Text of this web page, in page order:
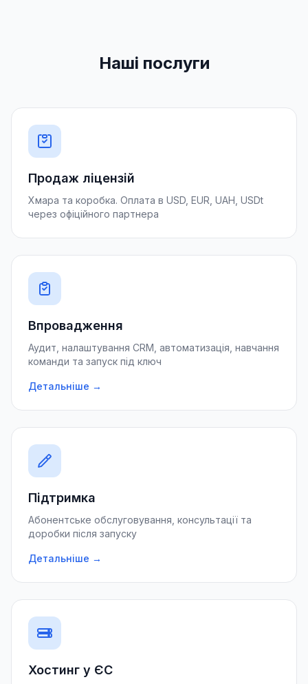
Наші послуги
Продаж ліцензій
Хмара та коробка. Оплата в USD, EUR, UAH, USDt
через офіційного партнера
Впровадження
Аудит, налаштування CRM, автоматизація, навчання
команди та запуск під ключ
Детальніше →
Підтримка
Абонентське обслуговування, консультації та
доробки після запуску
Детальніше →
Хостинг у ЄС